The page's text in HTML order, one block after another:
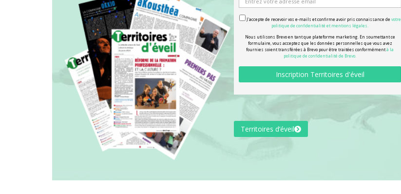
J'accepte de recevoir vos e-mails et confirme avoir pris connaissance de votre
politique de confidentialité et mentions légales.
Nous utilisons Brevo en tant que plateforme marketing. En soumettant ce
formulaire, vous acceptez que les données personnelles que vous avez
fournies soient transférées à Brevo pour être traitées conformémentà la
politique de confidentialité de Brevo.
Territoires d’éveil